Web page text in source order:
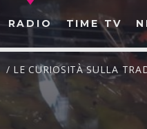
RADIO TIME TV
/ LE CURIOSITÀ SULLA